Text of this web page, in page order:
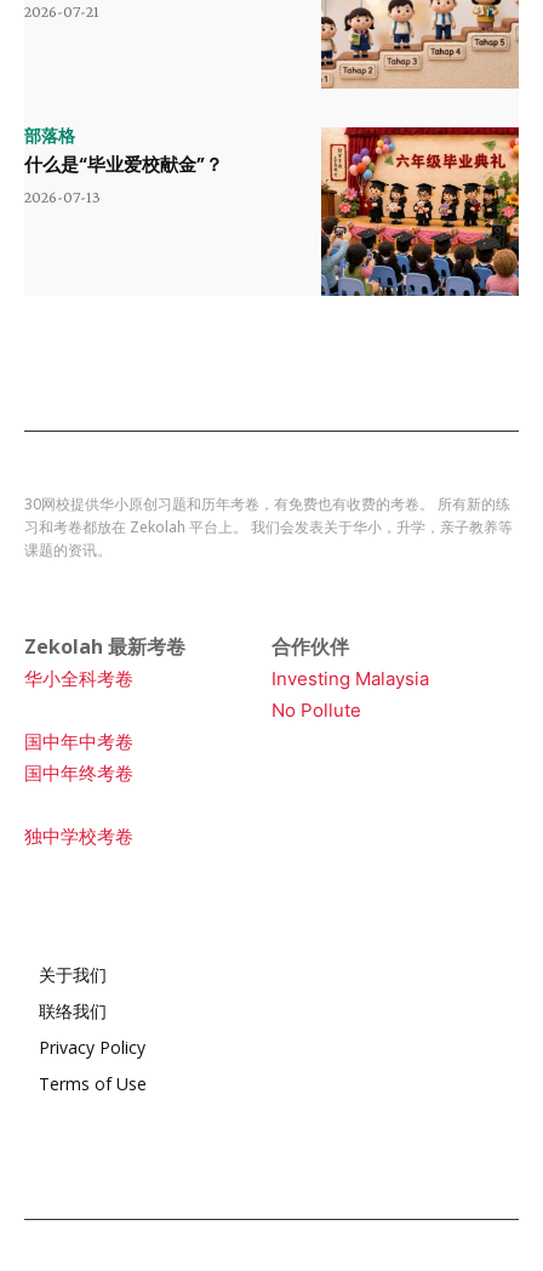
2026-07-21
部落格
什么是“毕业爱校献金”？
2026-07-13
30网校提供华小原创习题和历年考卷，有免费也有收费的考卷。 所有新的练
习和考卷都放在 Zekolah 平台上。 我们会发表关于华小，升学，亲子教养等
课题的资讯。
Zekolah 最新考卷
华小全科考卷
国中年中考卷
国中年终考卷
独中学校考卷
合作伙伴
Investing Malaysia
No Pollute
关于我们
联络我们
Privacy Policy
Terms of Use